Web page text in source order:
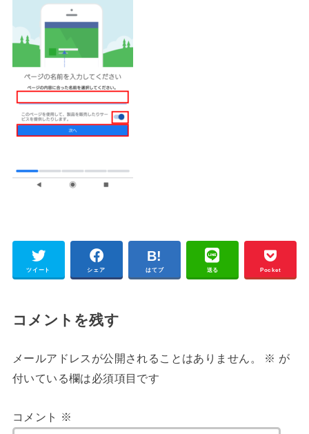
ツイート シェア はてブ 送る Pocket
コメントを残す
メールアドレスが公開されることはありません。 ※ が
付いている欄は必須項目です
コメント ※